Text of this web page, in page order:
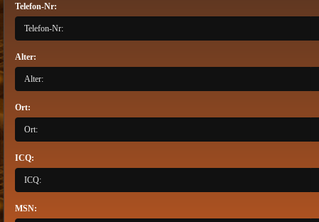
Telefon-Nr:
Alter:
Ort:
ICQ:
MSN: